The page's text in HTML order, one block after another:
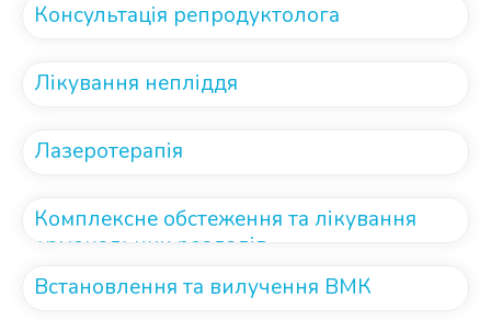
Консультація репродуктолога
Лікування непліддя
Лазеротерапія
Комплексне обстеження та лікування
гормональних розладів
Встановлення та вилучення ВМК